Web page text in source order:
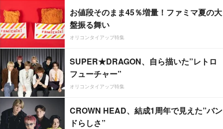
お値段そのまま45％増量！ファミマ夏の大
盤振る舞い
オリコンタイアップ特集
SUPER★DRAGON、自ら描いた”レトロ
フューチャー”
オリコンタイアップ特集
CROWN HEAD、結成1周年で見えた”バン
ドらしさ”